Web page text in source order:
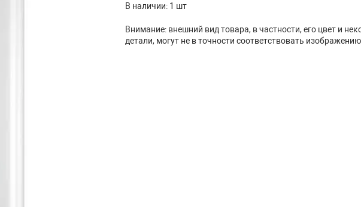
В наличии: 1 шт
Внимание: внешний вид товара, в частности, его цвет и
детали, могут не в точности соответствовать изображению